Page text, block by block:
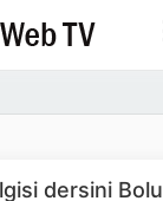
dersini Bolu